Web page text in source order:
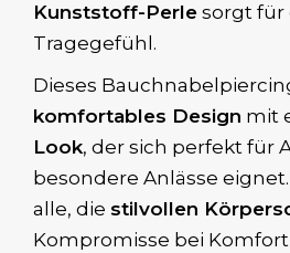
Kunststoff-Perle sorgt für
Tragegefühl.
Dieses
komfortables Design mit
Look, der sich perfekt für
besondere Anlässe
alle, die stilvollen
Kompromisse bei